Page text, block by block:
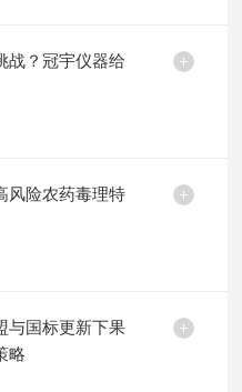
战？冠宇仪器给
风险农药毒理特
与国标更新下果
略